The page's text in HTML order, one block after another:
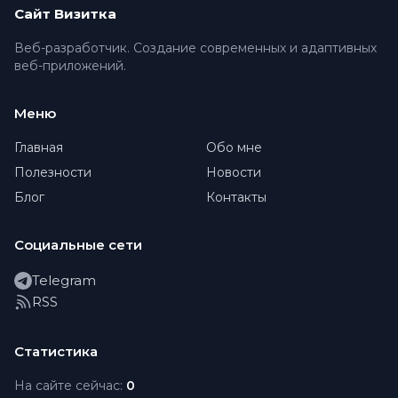
Сайт Визитка
Веб-разработчик. Создание современных и адаптивных
веб-приложений.
Меню
Главная
Обо мне
Полезности
Новости
Блог
Контакты
Социальные сети
Telegram
RSS
Статистика
На сайте сейчас: 0